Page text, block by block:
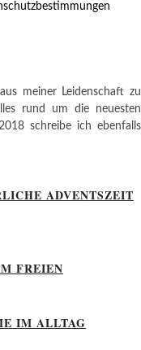
meiner Leidenschaft zu
rund um die neuesten
schreibe ich ebenfalls
ADVENTSZEIT
FREIEN
IM ALLTAG